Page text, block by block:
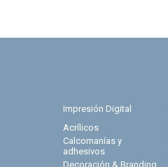
Impresión Digital
Acrílicos
Calcomanías y
adhesivos
Decoración & Branding